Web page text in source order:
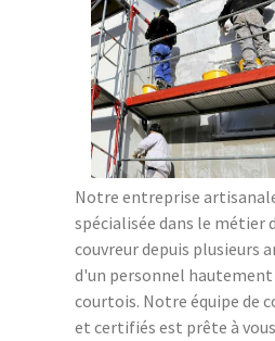
Notre entreprise
spécialisée dans le métier
couvreur depuis plusieurs
d'un personnel
courtois. Notre équipe de
et certifiés est prête à